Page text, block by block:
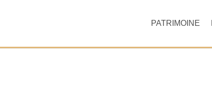
PATRIMOINE